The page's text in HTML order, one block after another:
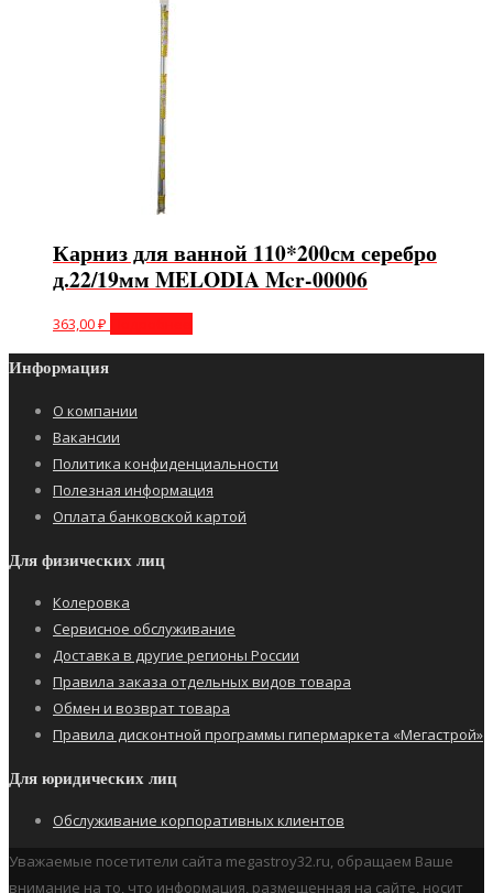
Карниз для ванной 110*200см серебро
д.22/19мм MELODIA Mcr-00006
363,00₽
Информация
О компании
Вакансии
Политика конфиденциальности
Полезная информация
Оплата банковской картой
Для физических лиц
Колеровка
Сервисное обслуживание
Доставка в другие регионы России
Правила заказа отдельных видов товара
Обмен и возврат товара
Правила дисконтной программы гипермаркета «Мегастрой»
Для юридических лиц
Обслуживание корпоративных клиентов
Уважаемые посетители сайта megastroy32.ru, обращаем Ваше
внимание на то, что информация, размещенная на сайте, носит